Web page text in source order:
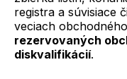
registra a súvisiace
veciach
rezervovaných
diskvalifikácií.